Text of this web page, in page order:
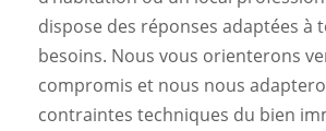
dispose des réponses adaptées à
besoins. Nous vous orienterons
compromis et nous nous
contraintes techniques du bien